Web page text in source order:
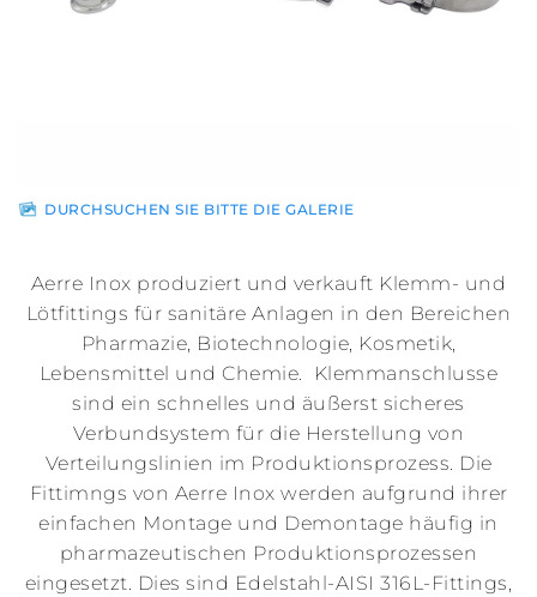
DURCHSUCHEN SIE BITTE DIE GALERIE
Aerre Inox produziert und verkauft Klemm- und
Lötfittings für sanitäre Anlagen in den Bereichen
Pharmazie, Biotechnologie, Kosmetik,
Lebensmittel und Chemie. Klemmanschlusse
sind ein schnelles und äußerst sicheres
Verbundsystem für die Herstellung von
Verteilungslinien im Produktionsprozess. Die
Fittimngs von Aerre Inox werden aufgrund ihrer
einfachen Montage und Demontage häufig in
pharmazeutischen Produktionsprozessen
eingesetzt. Dies sind Edelstahl-AISI 316L-Fittings,